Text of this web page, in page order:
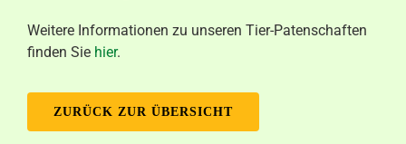
Weitere Informationen zu unseren Tier-Patenschaften
finden Sie hier.
ZURÜCK ZUR ÜBERSICHT